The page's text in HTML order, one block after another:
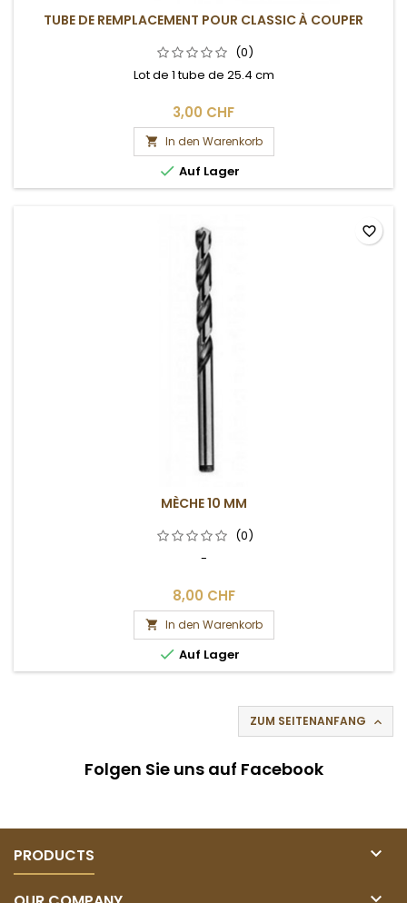
TUBE DE REMPLACEMENT POUR CLASSIC À COUPER
(0)
Lot de 1 tube de 25.4 cm
3,00 CHF
 In den Warenkorb
 Auf Lager
MÈCHE 10 MM
(0)
-
8,00 CHF
 In den Warenkorb
 Auf Lager
favorite_border
ZUM SEITENANFANG 
Folgen Sie uns auf Facebook
PRODUCTS 